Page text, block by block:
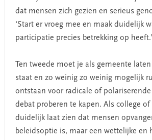
dat mensen zich gezien en serieus
‘Start er vroeg mee en maak duidelijk
participatie precies betrekking op heeft.’
Ten tweede moet je als gemeente
staat en zo weinig zo weinig mogelijk
ontstaan voor radicale of
debat proberen te kapen. Als college
duidelijk laat zien dat mensen
beleidsoptie is, maar een wettelijke en